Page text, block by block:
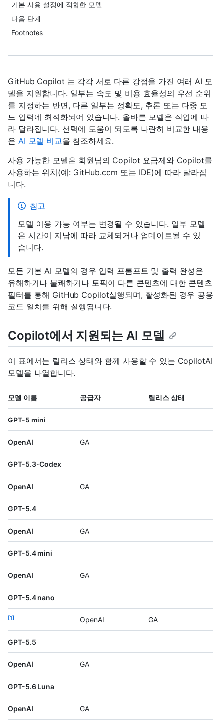
기본 사용 설정에 적합한 모델
다음 단계
Footnotes
GitHub Copilot 는 각각 서로 다른 강점을 가진 여러 AI 모
델을 지원합니다. 일부는 속도 및 비용 효율성의 우선 순위
를 지정하는 반면, 다른 일부는 정확도, 추론 또는 다중 모
드 입력에 최적화되어 있습니다. 올바른 모델은 작업에 따
라 달라집니다. 선택에 도움이 되도록 나란히 비교한 내용
은 AI 모델 비교을 참조하세요.
사용 가능한 모델은 회원님의 Copilot 요금제와 Copilot를
사용하는 위치(예: GitHub.com 또는 IDE)에 따라 달라집
니다.
참고
모델 이용 가능 여부는 변경될 수 있습니다. 일부 모델
은 시간이 지남에 따라 교체되거나 업데이트될 수 있
습니다.
모든 기본 AI 모델의 경우 입력 프롬프트 및 출력 완성은
유해하거나 불쾌하거나 토픽이 다른 콘텐츠에 대한 콘텐츠
필터를 통해 GitHub Copilot실행되며, 활성화된 경우 공용
코드 일치를 위해 실행됩니다.
Copilot에서 지원되는 AI 모델
이 표에서는 릴리스 상태와 함께 사용할 수 있는 CopilotAI
모델을 나열합니다.
모델 이름 공급자 릴리스 상태
GPT-5 mini
OpenAI GA
GPT-5.3-Codex
OpenAI GA
GPT-5.4
OpenAI GA
GPT-5.4 mini
OpenAI GA
GPT-5.4 nano
1 OpenAI GA
GPT-5.5
OpenAI GA
GPT-5.6 Luna
OpenAI GA